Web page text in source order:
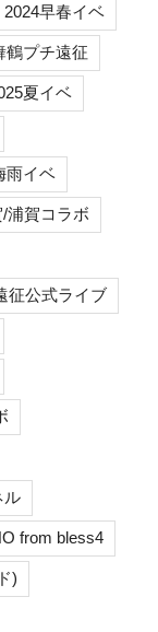
2024早春イベ
鶴プチ遠征
夏イベ
雨イベ
浦賀コラボ
征公式ライブ
ル
from bless4
)